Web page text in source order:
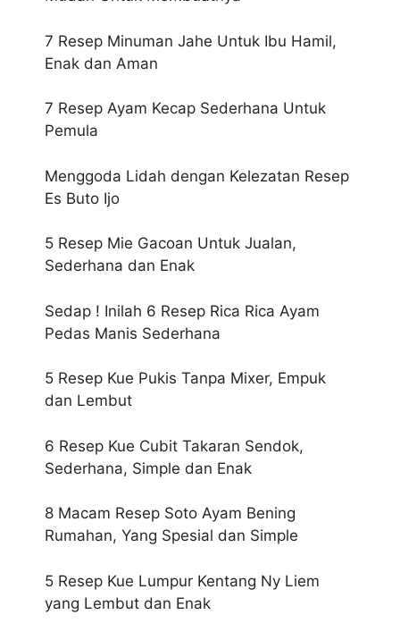
7 Resep Minuman Jahe Untuk Ibu Hamil,
Enak dan Aman
7 Resep Ayam Kecap Sederhana Untuk
Pemula
Menggoda Lidah dengan Kelezatan Resep
Es Buto Ijo
5 Resep Mie Gacoan Untuk Jualan,
Sederhana dan Enak
Sedap ! Inilah 6 Resep Rica Rica Ayam
Pedas Manis Sederhana
5 Resep Kue Pukis Tanpa Mixer, Empuk
dan Lembut
6 Resep Kue Cubit Takaran Sendok,
Sederhana, Simple dan Enak
8 Macam Resep Soto Ayam Bening
Rumahan, Yang Spesial dan Simple
5 Resep Kue Lumpur Kentang Ny Liem
yang Lembut dan Enak